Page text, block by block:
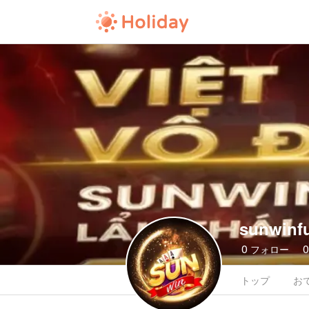
0 フォロー
トップ お